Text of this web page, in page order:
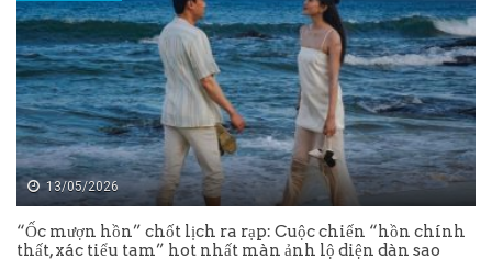
13/05/2026
“Ốc mượn hồn” chốt lịch ra rạp: Cuộc chiến “hồn chính
thất, xác tiểu tam” hot nhất màn ảnh lộ diện dàn sao